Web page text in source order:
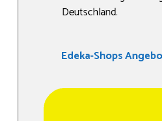
Deutschland.
Edeka-Shops